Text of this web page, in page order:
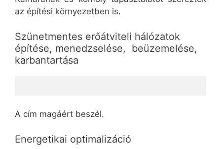
az építési környezetben is.
Szünetmentes erőátviteli hálózatok
építése, menedzselése, beüzemelése,
karbantartása
A cím magáért beszél.
Energetikai optimalizáció